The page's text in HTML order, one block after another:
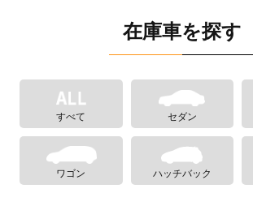
在庫車を探す
すべて セダン
ワゴン ハッチバック